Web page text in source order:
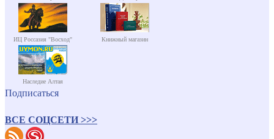
ИЦ Россазия "Восход" Книжный магазин
Наследие Алтая
Подписаться
ВСЕ СОЦСЕТИ >>>